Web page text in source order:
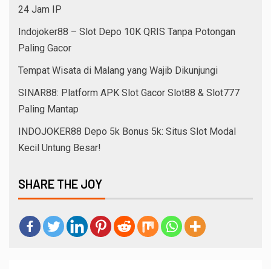
24 Jam IP
Indojoker88 – Slot Depo 10K QRIS Tanpa Potongan
Paling Gacor
Tempat Wisata di Malang yang Wajib Dikunjungi
SINAR88: Platform APK Slot Gacor Slot88 & Slot777
Paling Mantap
INDOJOKER88 Depo 5k Bonus 5k: Situs Slot Modal
Kecil Untung Besar!
SHARE THE JOY